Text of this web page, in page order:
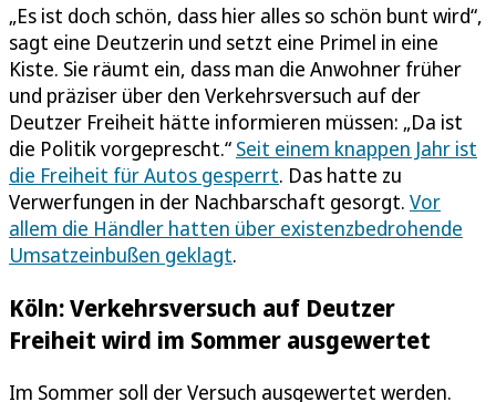
„Es ist doch schön, dass hier alles so schön bunt wird“,
sagt eine Deutzerin und setzt eine Primel in eine
Kiste. Sie räumt ein, dass man die Anwohner früher
und präziser über den Verkehrsversuch auf der
Deutzer Freiheit hätte informieren müssen: „Da ist
die Politik vorgeprescht.“ Seit einem knappen Jahr ist
die Freiheit für Autos gesperrt. Das hatte zu
Verwerfungen in der Nachbarschaft gesorgt. Vor
allem die Händler hatten über existenzbedrohende
Umsatzeinbußen geklagt.
Köln: Verkehrsversuch auf Deutzer
Freiheit wird im Sommer ausgewertet
Im Sommer soll der Versuch ausgewertet werden.